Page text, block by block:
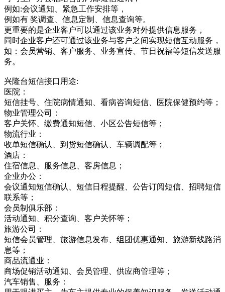
例如:会议通知、紧急工作安排等，
例如有 奖调查、信息定制、信息查询等。
更重要的是企业客户可以通过该业务对外提供信息服务，
同时企业客户还可通过该业务与客户之间实现短信互动服务，
如：会员营销、客户服务、业务宣传、节日祝福等短信发送服
务。
兴隆台短信接口用途:
医院：
短信挂号、住院病情通知、看病咨询短信、医院保健预约等；
物业管理公司：
客户关怀、缴费通知短信、小区公告短信等；
物流行业：
收单短信确认、到货短信确认、车辆调配等；
酒店：
住宿信息、服务信息、客房信息；
企业办公：
会议通知短信确认、短信日程提醒、公告订阅短信、招聘短信
联系等；
会员制俱乐部：
活动通知、积分查询、客户关怀等；
旅游公司：
短信会员管理、旅游信息发布、组团优惠通知、旅游新线路消
息等；
商品流通业：
商场促销活动通知、会员管理、供应商管理等；
汽车销售、服务：